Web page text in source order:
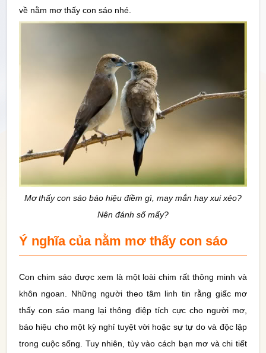
Công cụ
về nằm mơ thấy con sáo nhé.
Mơ thấy con sáo báo hiệu điềm gì, may mắn hay xui xẻo?
Nên đánh số mấy?
Ý nghĩa của nằm mơ thấy con sáo
Con chim sáo được xem là một loài chim rất thông minh và
khôn ngoan. Những người theo tâm linh tin rằng giấc mơ
thấy con sáo mang lại thông điệp tích cực cho người mơ,
báo hiệu cho một kỳ nghỉ tuyệt vời hoặc sự tự do và độc lập
trong cuộc sống. Tuy nhiên, tùy vào cách bạn mơ và chi tiết